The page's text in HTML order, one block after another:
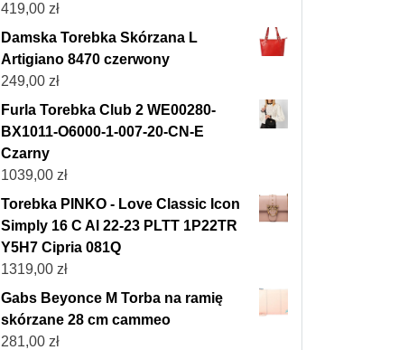
419,00 zł
Damska Torebka Skórzana L
Artigiano 8470 czerwony
249,00 zł
Furla Torebka Club 2 WE00280-
BX1011-O6000-1-007-20-CN-E
Czarny
1039,00 zł
Torebka PINKO - Love Classic Icon
Simply 16 C Al 22-23 PLTT 1P22TR
Y5H7 Cipria 081Q
1319,00 zł
Gabs Beyonce M Torba na ramię
skórzane 28 cm cammeo
281,00 zł